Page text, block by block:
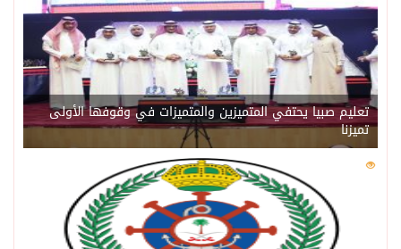
تعليم صبيا يحتفي المتميزين والمتميزات في وقوفها الأولى
تميزنا
203